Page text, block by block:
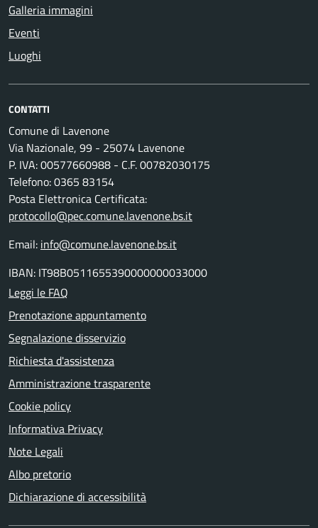
Galleria immagini
Eventi
Luoghi
CONTATTI
Comune di Lavenone
Via Nazionale, 99 - 25074 Lavenone
P. IVA: 00577660988 - C.F. 00782030175
Telefono: 0365 83154
Posta Elettronica Certificata:
protocollo@pec.comune.lavenone.bs.it
Email: info@comune.lavenone.bs.it
IBAN: IT98B0511655390000000033000
Leggi le FAQ
Prenotazione appuntamento
Segnalazione disservizio
Richiesta d'assistenza
Amministrazione trasparente
Cookie policy
Informativa Privacy
Note Legali
Albo pretorio
Dichiarazione di accessibilità